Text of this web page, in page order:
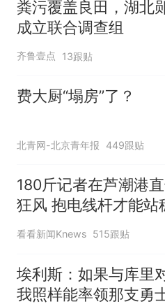
粪污覆盖良田，湖北
成立联合调查组
齐鲁壹点 13跟贴
费大厨“塌房”了？
北青网-北京青年报 449跟贴
180斤记者在芦潮港
狂风 抱电线杆才能站
看看新闻Knews 515跟贴
埃利斯：如果与库里
我照样能率领那支勇